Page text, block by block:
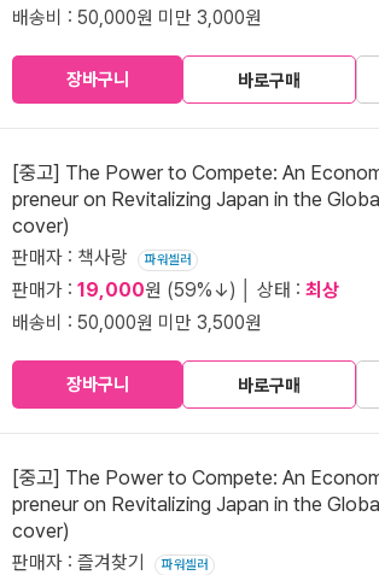
배송비 : 50,000원 미만 3,000원
장바구니 바로구매
[중고] The Power to Compete: An
preneur on Revitalizing Japan in the
cover)
판매자 : 책사랑 파워셀러
판매가 : 19,000원 (59%↓) │ 상태 : 최상
배송비 : 50,000원 미만 3,500원
장바구니 바로구매
[중고] The Power to Compete: An
preneur on Revitalizing Japan in the
cover)
판매자 : 즐겨찾기 파워셀러